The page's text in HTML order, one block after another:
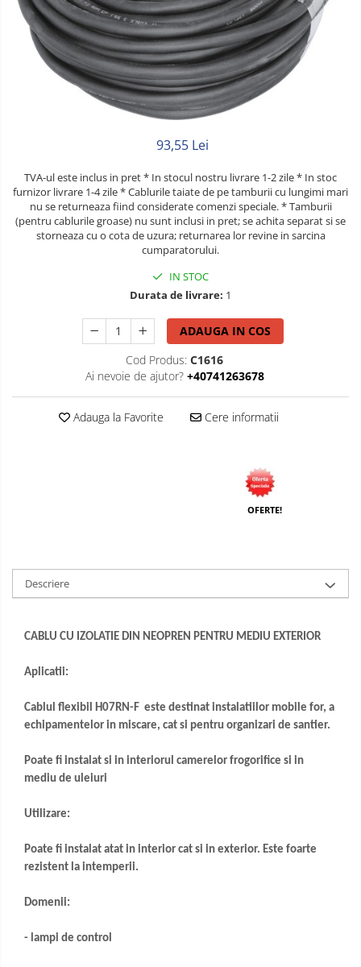
Litat
Neopren
Siliconice
93,55 Lei
TVA-ul este inclus in pret * In stocul nostru livrare 1-2 zile * In stoc
furnizor livrare 1-4 zile * Cablurile taiate de pe tamburii cu lungimi mari
nu se returneaza fiind considerate comenzi speciale. * Tamburii
(pentru cablurile groase) nu sunt inclusi in pret; se achita separat si se
storneaza cu o cota de uzura; returnarea lor revine in sarcina
cumparatorului.
IN STOC
Durata de livrare: 1
ADAUGA IN COS
Cod Produs: C1616
Ai nevoie de ajutor? +40741263678
Adauga la Favorite Cere informatii
OFERTE!
Descriere
CABLU CU IZOLATIE DIN NEOPREN PENTRU MEDIU EXTERIOR
Aplicatii:
Cablul flexibil H07RN-F este destinat instalatiilor mobile for, a
echipamentelor in miscare, cat si pentru organizari de santier.
Poate fi instalat si in interiorul camerelor frogorifice si in
mediu de uleiuri
Utilizare:
Poate fi instalat atat in interior cat si in exterior. Este foarte
rezistent la intemperii.
Domenii:
- lampi de control